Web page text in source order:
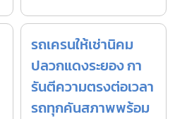
รถเครนให้เช่านิคม
ปลวกแดงระยอง กา
รันตีความตรงต่อเวลา
รถทุกคันสภาพพร้อม